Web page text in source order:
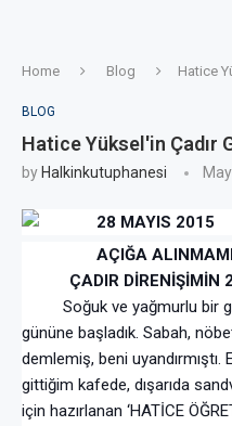
Home Blog Hatice
BLOG
Hatice Yüksel'in Çadır
by Halkinkutuphanesi
28 MAYIS 2015
AÇIĞA
ÇADIR DİRENİŞİMİN
Soğuk ve yağmurlu bir
gününe başladık. Sabah,
demlemiş, beni
gittiğim kafede, dışarıda
için hazırlanan ‘HATİCE